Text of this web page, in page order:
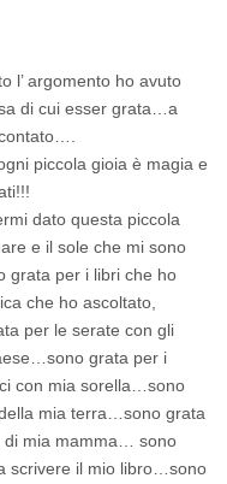
l’ argomento ho avuto
di cui esser grata…a
piccola gioia è magia e
dato questa piccola
e il sole che mi sono
grata per i libri che ho
che ho ascoltato,
per le serate con gli
grata per i
con mia sorella…sono
mia terra…sono grata
di mia mamma… sono
scrivere il mio libro…sono